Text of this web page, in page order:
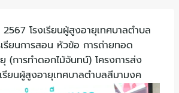
โรงเรียนผู้สูงอายุเทศบาลตำบล
รียนการสอน หัวข้อ การถ่ายทอด
การทำดอกไม้จันทน์) โครงการส่ง
รียนผู้สูงอายุเทศบาลตำบลสีมามงค